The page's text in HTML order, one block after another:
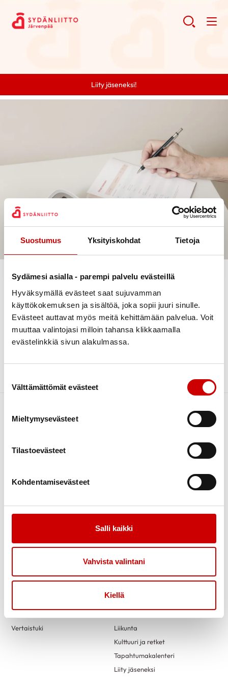
Suostumus Yksityiskohdat Tietoja
Sydämesi asialla - parempi palvelu evästeillä
Hyväksymällä evästeet saat sujuvamman
käyttökokemuksen ja sisältöä, joka sopii juuri sinulle.
Evästeet auttavat myös meitä kehittämään palvelua. Voit
muuttaa valintojasi milloin tahansa klikkaamalla
evästelinkkiä sivun alakulmassa.
Välttämättömät evästeet
Mieltymysevästeet
Tilastoevästeet
Kohdentamisevästeet
Salli kaikki
Vahvista valintani
Kiellä
Liity jäseneksi!
Mittaustoiminta
Ilmoitamme tilaisuuksista erikseen Yhdistyspalstalla ja
Ohjeita mittauksiin tuleville
Mittauksiin tulevan tulisi olla syömättä vähintään kaksi tuntia
ennen mittausta.
Verensokeri jäsen 4€, ei jäsen 6€
Link to instagram
Link to youtube
Etusivu
Verkkoluennot
Mittaustoiminta
Uutiset
Turvallisemman tilan periaatteet
Vertaistuki
Toimintaa
Liikunta
Kulttuuri ja retket
Tapahtumakalenteri
Liity jäseneksi